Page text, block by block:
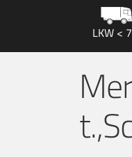
LKW <